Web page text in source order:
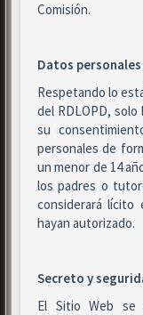
Comisión.
Datos
Respetando lo
del RDLOPD,
su
personales de
un menor de 14
los padres o
considerará lícito
hayan autorizado.
Secreto y
El Sitio Web se